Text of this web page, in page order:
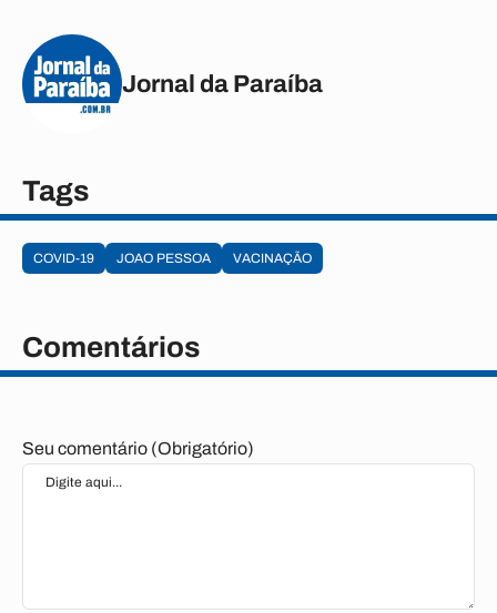
Jornal da Paraíba
Tags
COVID-19 JOAO PESSOA VACINAÇÃO
Comentários
Seu comentário (Obrigatório)